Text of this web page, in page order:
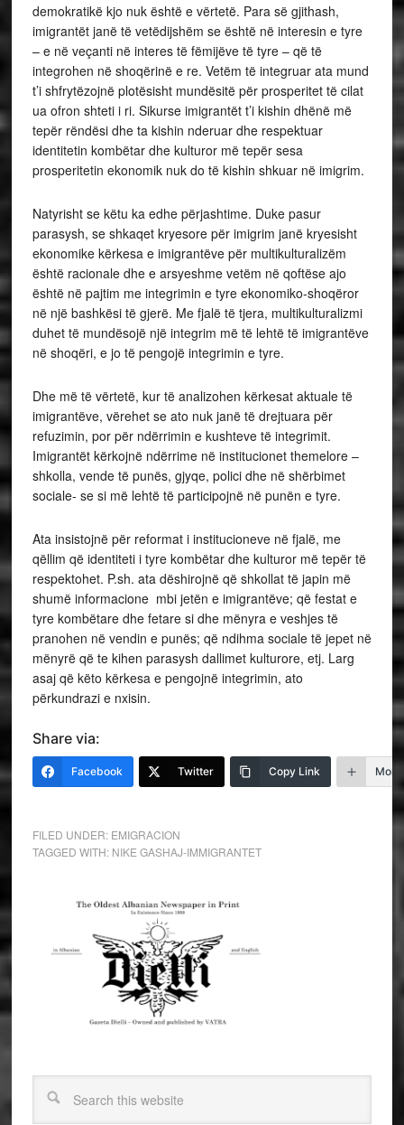
demokratikë kjo nuk është e vërtetë. Para së gjithash,
imigrantët janë të vetëdijshëm se është në interesin e tyre
– e në veçanti në interes të fëmijëve të tyre – që të
integrohen në shoqërinë e re. Vetëm të integruar ata mund
t’i shfrytëzojnë plotësisht mundësitë për prosperitet të cilat
ua ofron shteti i ri. Sikurse imigrantët t’i kishin dhënë më
tepër rëndësi dhe ta kishin nderuar dhe respektuar
identitetin kombëtar dhe kulturor më tepër sesa
prosperitetin ekonomik nuk do të kishin shkuar në imigrim.
Natyrisht se këtu ka edhe përjashtime. Duke pasur
parasysh, se shkaqet kryesore për imigrim janë kryesisht
ekonomike kërkesa e imigrantëve për multikulturalizëm
është racionale dhe e arsyeshme vetëm në qoftëse ajo
është në pajtim me integrimin e tyre ekonomiko-shoqëror
në një bashkësi të gjerë. Me fjalë të tjera, multikulturalizmi
duhet të mundësojë një integrim më të lehtë të imigrantëve
në shoqëri, e jo të pengojë integrimin e tyre.
Dhe më të vërtetë, kur të analizohen kërkesat aktuale të
imigrantëve, vërehet se ato nuk janë të drejtuara për
refuzimin, por për ndërrimin e kushteve të integrimit.
Imigrantët kërkojnë ndërrime në institucionet themelore –
shkolla, vende të punës, gjyqe, polici dhe në shërbimet
sociale- se si më lehtë të participojnë në punën e tyre.
Ata insistojnë për reformat i institucioneve në fjalë, me
qëllim që identiteti i tyre kombëtar dhe kulturor më tepër të
respektohet. P.sh. ata dëshirojnë që shkollat të japin më
shumë informacione mbi jetën e imigrantëve; që festat e
tyre kombëtare dhe fetare si dhe mënyra e veshjes të
pranohen në vendin e punës; që ndihma sociale të jepet në
mënyrë që te kihen parasysh dallimet kulturore, etj. Larg
asaj që këto kërkesa e pengojnë integrimin, ato
përkundrazi e nxisin.
Share via:
Facebook Twitter Copy Link More
FILED UNDER: EMIGRACION
TAGGED WITH: NIKE GASHAJ-IMMIGRANTET